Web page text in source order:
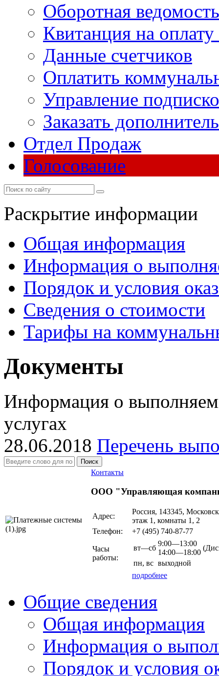
Оборотная ведомость
Квитанция на
Данные счетчиков
Оплатить
Управление
Заказать
Отдел Продаж
Голосование
Раскрытие информации
Общая информация
Информация о
Порядок и условия
Сведения о стоимости
Тарифы на
Документы
Информация о
услугах
28.06.2018 Перечень
Поиск
Контакты
ООО "Управляющая
Адрес:
Россия, 143345,
этаж 1, комнаты 1, 2
Телефон:
+7 (495) 740-87-77
Часы
работы:
вт—сб
9:00—13:00
14:00—18:00
пн, вс выходной
подробнее
Общие сведения
Общая информация
Информация о
Порядок и условия